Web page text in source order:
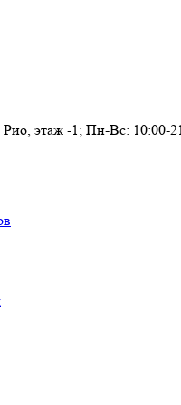
этаж -1; Пн-Вс: 10:00-